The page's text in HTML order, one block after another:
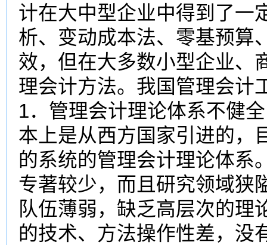
计在大中型企业中得到了一
析、变动成本法、零基预算
效，但在大多数小型企业、
理会计方法。我国管理会
1．管理会计理论体系不
本上是从西方国家引进的，
的系统的管理会计理论体系
专著较少，而且研究领域狭
队伍薄弱，缺乏高层次的理
的技术、方法操作性差，没